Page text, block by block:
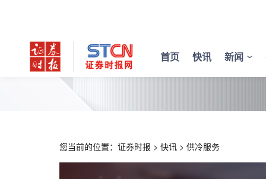
首页 快讯 新闻
您当前的位置： 证券时报 > 快讯 > 供冷服务